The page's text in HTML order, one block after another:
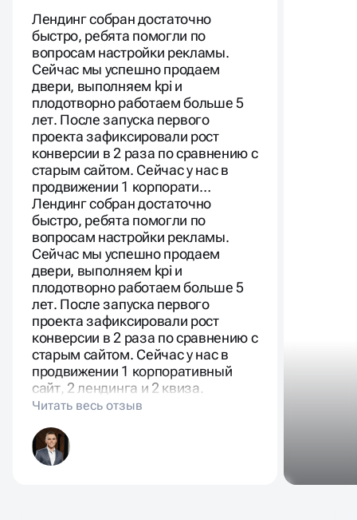
центр №1»
Лендинг собран достаточно
быстро, ребята помогли по
вопросам настройки рекламы.
Сейчас мы успешно продаем
двери, выполняем kpi и
плодотворно работаем больше 5
лет. После запуска первого
проекта зафиксировали рост
конверсии в 2 раза по сравнению с
старым сайтом. Сейчас у нас в
продвижении 1 корпорати…
Лендинг собран достаточно
быстро, ребята помогли по
вопросам настройки рекламы.
Сейчас мы успешно продаем
двери, выполняем kpi и
плодотворно работаем больше 5
лет. После запуска первого
проекта зафиксировали рост
конверсии в 2 раза по сравнению с
старым сайтом. Сейчас у нас в
продвижении 1 корпоративный
сайт, 2 лендинга и 2 квиза.